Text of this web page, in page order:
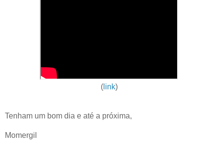
(link)
Tenham um bom dia e até a próxima,
Momergil